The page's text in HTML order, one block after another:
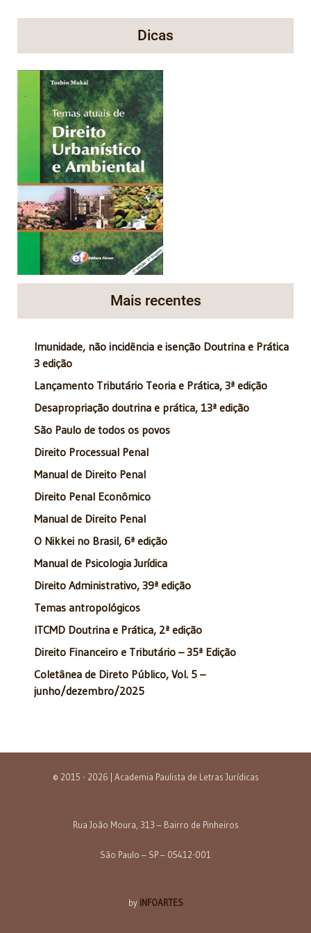
Dicas
Mais recentes
Imunidade, não incidência e isenção Doutrina e Prática
3 edição
Lançamento Tributário Teoria e Prática, 3ª edição
Desapropriação doutrina e prática, 13ª edição
São Paulo de todos os povos
Direito Processual Penal
Manual de Direito Penal
Direito Penal Econômico
Manual de Direito Penal
O Nikkei no Brasil, 6ª edição
Manual de Psicologia Jurídica
Direito Administrativo, 39ª edição
Temas antropológicos
ITCMD Doutrina e Prática, 2ª edição
Direito Financeiro e Tributário – 35ª Edição
Coletânea de Direto Público, Vol. 5 –
junho/dezembro/2025
© 2015 - 2026 | Academia Paulista de Letras Jurídicas
Rua João Moura, 313 – Bairro de Pinheiros
São Paulo – SP – 05412-001
by INFOARTES